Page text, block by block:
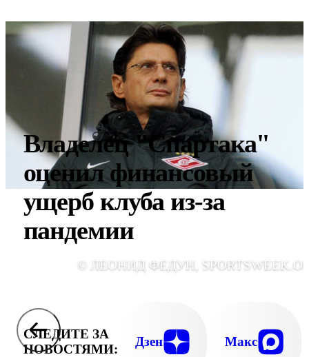
Владелец "Спартака"
оценил финансовый
ущерб клуба из-за
пандемии
© ЛЕОНИД ФЕДУН,
СЛЕДИТЕ ЗА
НОВОСТЯМИ:
Дзен Макс